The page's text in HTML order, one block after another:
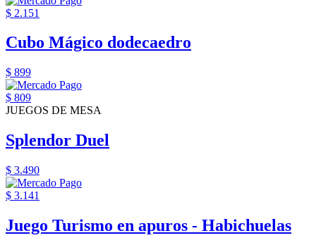
$ 2.151
Cubo Mágico dodecaedro
$ 899
$ 809
JUEGOS DE MESA
Splendor Duel
$ 3.490
$ 3.141
Juego Turismo en apuros - Habichuelas